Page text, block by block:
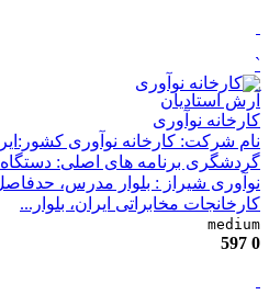
`
آرش استادیان
کارخانه نوآوری
​نام شرکت: کارخانه نوآوری
گردشگری برنامه های اصلی:
نوآوری شیراز : بلوار مدرس،
کارخانجات مخابراتی ایران، بلوار...
medium
0
597